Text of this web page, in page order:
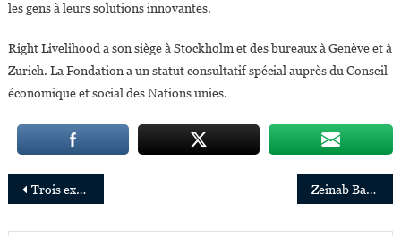
les gens à leurs solutions innovantes.
Right Livelihood a son siège à Stockholm et des bureaux à Genève et à
Zurich. La Fondation a un statut consultatif spécial auprès du Conseil
économique et social des Nations unies.
Navigation
de
Trois expertes en finances nommées au Conseil d’administration d’Ecobank Nigeria Zeinab Badawi, nouvelle présidente de La SOAS de l’université de Londres